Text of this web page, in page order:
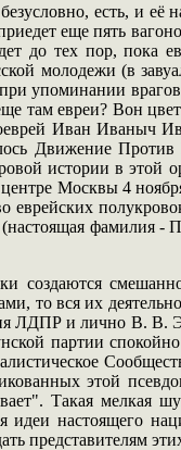
есть, и её
еще пять
до тех пор, пока
молодежи (в
упоминании
там евреи? Вон
Иван Иваныч
Движение Против
истории в этой
Москвы 4
еврейских
(настоящая
создаются
то вся их
ЛДПР и лично В.
партии
этой
Такая мелкая
идеи настоящего
представителям